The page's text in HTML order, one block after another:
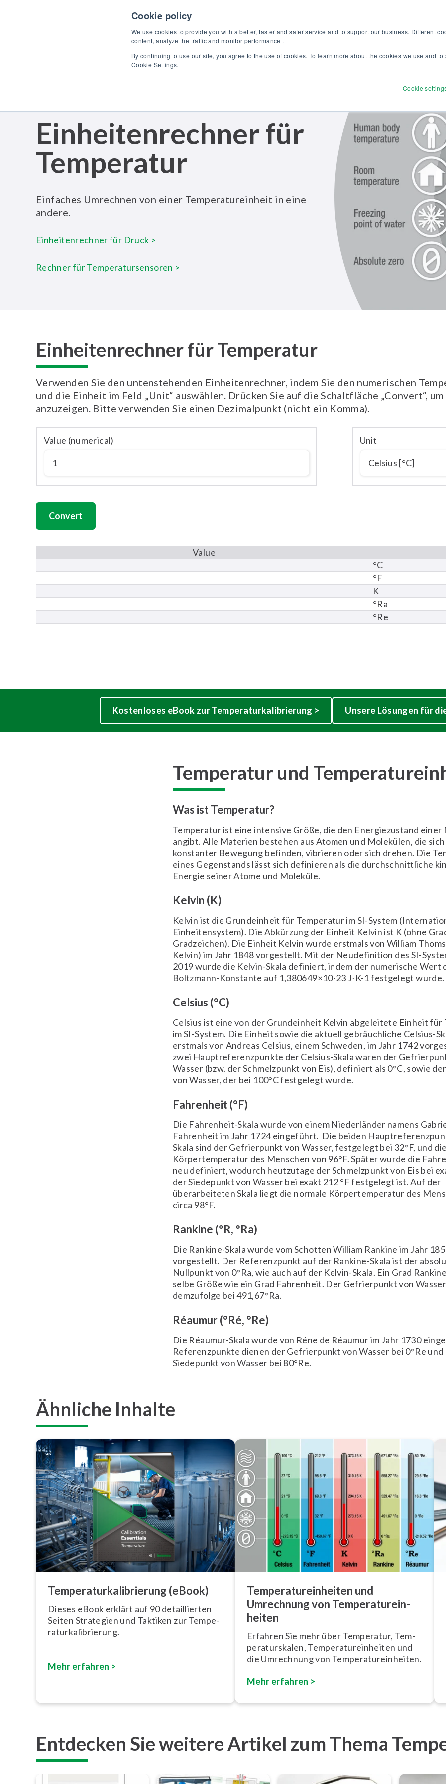
Cookie policy
We use cookies to provide you with a better, faster and safer service and to support our business. Different
content, analyze the traffic and monitor performance .
By continuing to use our site, you agree to the use of cookies. To learn more about the cookies we use and
Cookie Settings.
Cookie
Produkte Lösungen Dienstleistungen
Einheitenrechner für
Temperatur
Einfaches Umrechnen von einer Temperatureinheit in eine
andere.
Einheitenrechner für Druck >
Rechner für Temperatursensoren >
Einheitenrechner für Temperatur
Verwenden Sie den untenstehenden Einheitenrechner, indem Sie den numerischen
und die Einheit im Feld „Unit“ auswählen. Drücken Sie auf die Schaltfläche „Convert“,
anzuzeigen. Bitte verwenden Sie einen Dezimalpunkt (nicht ein Komma).
Value (numerical) Unit
Value
°C
°F
K
°Ra
°Re
Kostenloses eBook zur Temperaturkalibrierung > Unsere Lösungen für
Temperatur und
Was ist Temperatur?
Temperatur ist eine intensive Größe, die den Energiezustand einer
angibt. Alle Materien bestehen aus Atomen und Molekülen, die
konstanter Bewegung befinden, vibrieren oder sich drehen. Die
eines Gegenstands lässt sich definieren als die durchschnittliche
Energie seiner Atome und Moleküle.
Kelvin (K)
Kelvin ist die Grundeinheit für Temperatur im SI-System
Einheitensystem). Die Abkürzung der Einheit Kelvin ist K (ohne
Gradzeichen). Die Einheit Kelvin wurde erstmals von William
Kelvin) im Jahr 1848 vorgestellt. Mit der Neudefinition des SI-
2019 wurde die Kelvin-Skala definiert, indem der numerische Wert
Boltzmann-Konstante auf 1,380649×10-23 J⋅K-1 festgelegt wurde.
Celsius (°C)
Celsius ist eine von der Grundeinheit Kelvin abgeleitete Einheit für
im SI-System. Die Einheit sowie die aktuell gebräuchliche Celsius-
erstmals von Andreas Celsius, einem Schweden, im Jahr 1742
zwei Hauptreferenzpunkte der Celsius-Skala waren der
Wasser (bzw. der Schmelzpunkt von Eis), definiert als 0°C, sowie
von Wasser, der bei 100°C festgelegt wurde.
Fahrenheit (°F)
Die Fahrenheit-Skala wurde von einem Niederländer namens
Fahrenheit im Jahr 1724 eingeführt. Die beiden
Skala sind der Gefrierpunkt von Wasser, festgelegt bei 32°F, und
Körpertemperatur des Menschen von 96°F. Später wurde die
neu definiert, wodurch heutzutage der Schmelzpunkt von Eis bei
der Siedepunkt von Wasser bei exakt 212 °F festgelegt ist. Auf der
überarbeiteten Skala liegt die normale Körpertemperatur des
circa 98°F.
Rankine (°R, °Ra)
Die Rankine-Skala wurde vom Schotten William Rankine im Jahr
vorgestellt. Der Referenzpunkt auf der Rankine-Skala ist der
Nullpunkt von 0°Ra, wie auch auf der Kelvin-Skala. Ein Grad
selbe Größe wie ein Grad Fahrenheit. Der Gefrierpunkt von
demzufolge bei 491,67°Ra.
Réaumur (°Ré, °Re)
Die Réaumur-Skala wurde von Réne de Réaumur im Jahr 1730
Referenzpunkte dienen der Gefrierpunkt von Wasser bei 0°Re und
Siedepunkt von Wasser bei 80°Re.
Ähnliche Inhalte
Tem­pe­ra­tur­ka­li­brie­rung (eBook)
Dieses eBook erklärt auf 90 de­tail­lier­ten
Seiten Strategien und Taktiken zur Tem­pe­
ra­tur­ka­li­brie­rung.
Mehr erfahren >
Tem­pe­ra­tur­ein­hei­ten und
Umrechnung von Tem­pe­ra­tur­ein­
hei­ten
Erfahren Sie mehr über Temperatur, Tem­
pe­ra­tur­ska­len, Tem­pe­ra­tur­ein­hei­ten und
die Umrechnung von Tem­pe­ra­tur­ein­hei­ten.
Mehr erfahren >
Entdecken Sie weitere Artikel zum Thema